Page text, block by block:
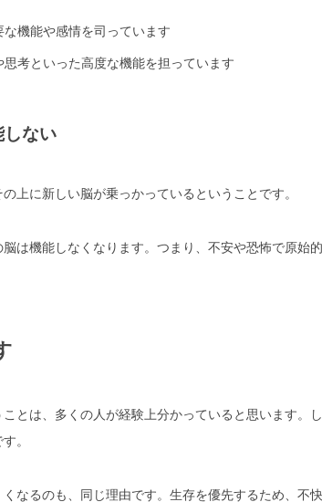
な機能や感情を司っています
考といった高度な機能を担っています
しない
上に新しい脳が乗っかっている ということです。
は機能しなくなります。つまり、不安や恐怖で原始
とは、多くの人が経験上分かっていると思います。し
。
なるのも、同じ理由です。生存を優先するため、不